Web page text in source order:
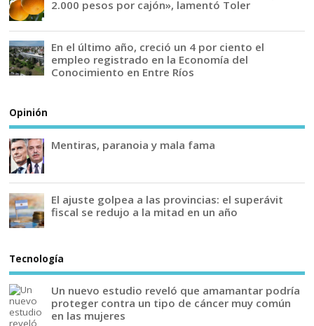
2.000 pesos por cajón», lamentó Toler
En el último año, creció un 4 por ciento el
empleo registrado en la Economía del
Conocimiento en Entre Ríos
Opinión
Mentiras, paranoia y mala fama
El ajuste golpea a las provincias: el superávit
fiscal se redujo a la mitad en un año
Tecnología
Un nuevo estudio reveló que amamantar podría
proteger contra un tipo de cáncer muy común
en las mujeres